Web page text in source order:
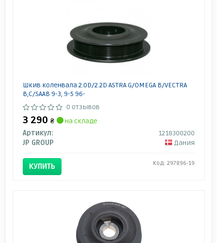
Шкив коленвала 2.0D/2.2D ASTRA G/OMEGA B/VECTRA
B,C/SAAB 9-3, 9-5 96-
0 отзывов
3 290 ₴
на складе
Артикул:
1218300200
JP GROUP
Дания
КУПИТЬ Код: 297896-19